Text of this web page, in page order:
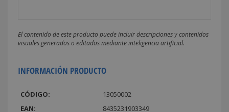
El contenido de este producto puede incluir descripciones y contenidos
visuales generados o editados mediante inteligencia artificial.
INFORMACIÓN PRODUCTO
CÓDIGO:
13050002
EAN:
8435231903349